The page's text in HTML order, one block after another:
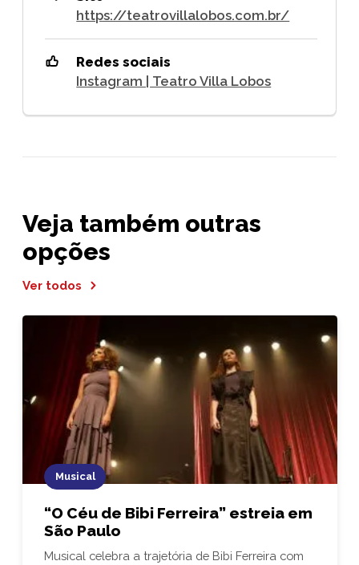
https://teatrovillalobos.com.br/
Redes sociais
Instagram | Teatro Villa Lobos
Veja também outras
opções
Ver todos
Musical
“O Céu de Bibi Ferreira” estreia em
São Paulo
Musical celebra a trajetória de Bibi Ferreira com